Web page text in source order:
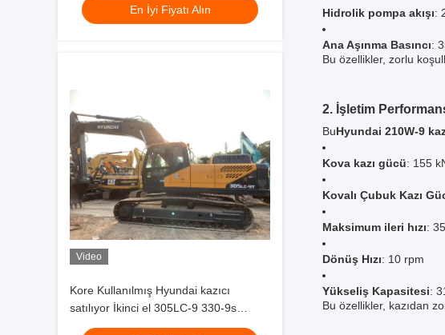
En İyi Fiyatı Alın
Video
Kore Kullanılmış Hyundai kazıcı
satılıyor İkinci el 305LC-9 330-9s
Robex Jindongyu Makineleri
Hidrolik pompa akışı:
Ana Aşınma Basıncı:
Bu özellikler, zorlu
2. İşletim
BuHyundai 210W-9
Kova kazı gücü: 155
Kovalı Çubuk Kazı
Maksimum ileri hızı:
Dönüş Hızı: 10 rpm
Yükseliş Kapasitesi:
Bu özellikler, kazıdan